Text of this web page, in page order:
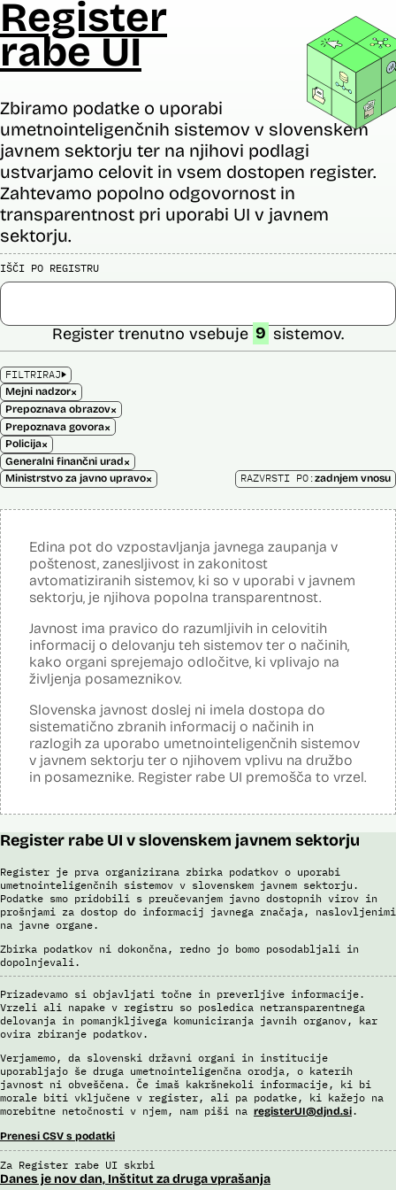
Register
rabe UI
Zbiramo podatke o uporabi
umetnointeligenčnih sistemov v slovenskem
javnem sektorju ter na njihovi podlagi
ustvarjamo celovit in vsem dostopen register.
Zahtevamo popolno odgovornost in
transparentnost pri uporabi UI v javnem
sektorju.
IŠČI PO REGISTRU
FILTRIRAJ
Mejni nadzor×
Prepoznava obrazov×
Prepoznava govora×
Policija×
Generalni finančni urad×
Ministrstvo za javno upravo×
Register trenutno vsebuje 9 sistemov.
RAZVRSTI PO:zadnjem vnosu
Edina pot do vzpostavljanja javnega zaupanja v
poštenost, zanesljivost in zakonitost
avtomatiziranih sistemov, ki so v uporabi v javnem
sektorju, je njihova popolna transparentnost.
Javnost ima pravico do razumljivih in celovitih
informacij o delovanju teh sistemov ter o načinih,
kako organi sprejemajo odločitve, ki vplivajo na
življenja posameznikov.
Slovenska javnost doslej ni imela dostopa do
sistematično zbranih informacij o načinih in
razlogih za uporabo umetnointeligenčnih sistemov
v javnem sektorju ter o njihovem vplivu na družbo
in posameznike. Register rabe UI premošča to vrzel.
Register rabe UI v slovenskem javnem sektorju
Register je prva organizirana zbirka podatkov o uporabi
umetnointeligenčnih sistemov v slovenskem javnem sektorju.
Podatke smo pridobili s preučevanjem javno dostopnih virov in
prošnjami za dostop do informacij javnega značaja, naslovljenimi
na javne organe.
Zbirka podatkov ni dokončna, redno jo bomo posodabljali in
dopolnjevali.
Prizadevamo si objavljati točne in preverljive informacije.
Vrzeli ali napake v registru so posledica netransparentnega
delovanja in pomanjkljivega komuniciranja javnih organov, kar
ovira zbiranje podatkov.
Verjamemo, da slovenski državni organi in institucije
uporabljajo še druga umetnointeligenčna orodja, o katerih
javnost ni obveščena. Če imaš kakršnekoli informacije, ki bi
morale biti vključene v register, ali pa podatke, ki kažejo na
morebitne netočnosti v njem, nam piši na registerUI@djnd.si.
Prenesi CSV s podatki
Za Register rabe UI skrbi
Danes je nov dan, Inštitut za druga vprašanja